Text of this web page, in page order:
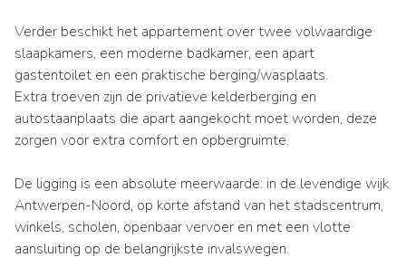
Verder beschikt het appartement over twee volwaardige
slaapkamers, een moderne badkamer, een apart
gastentoilet en een praktische berging/wasplaats.
Extra troeven zijn de privatieve kelderberging en
autostaanplaats die apart aangekocht moet worden, deze
zorgen voor extra comfort en opbergruimte.
De ligging is een absolute meerwaarde: in de levendige wijk
Antwerpen-Noord, op korte afstand van het stadscentrum,
winkels, scholen, openbaar vervoer en met een vlotte
aansluiting op de belangrijkste invalswegen.